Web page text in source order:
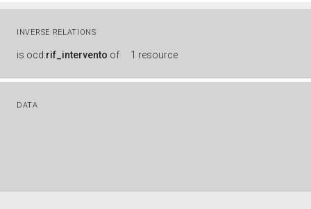
INVERSE RELATIONS
is ocd:rif_intervento of 1 resource
DATA